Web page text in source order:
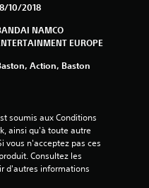
l
e
s
u
10/2018
NAMCO
EUROPE
Action, Baston
soumis aux Conditions
ainsi qu'à toute autre
vous n'acceptez pas ces
Consultez les
d'autres informations